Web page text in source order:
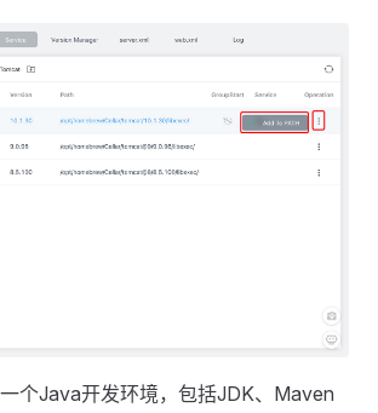
个Java开发环境，包括JDK、Maven